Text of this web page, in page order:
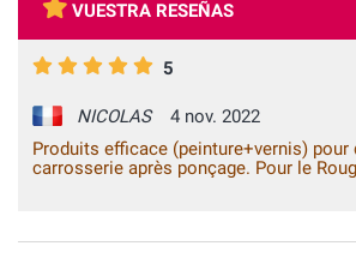
VUESTRA RESEÑAS
5
NICOLAS
4 nov. 2022
Produits efficace (peinture+vernis) pour
carrosserie après ponçage. Pour le
de netteté est plus difficile a obtenir.